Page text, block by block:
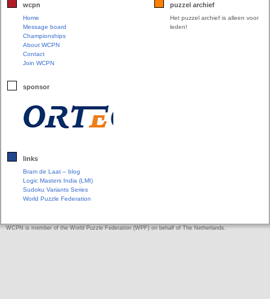
wcpn
Home
Message board
Championships
About WCPN
Contact
Join WCPN
sponsor
links
Bram de Laat – blog
Logic Masters India (LMI)
Sudoku Variants Series
World Puzzle Federation
puzzel archief
Het puzzel archief is alleen voor
leden!
WCPN is member of the World Puzzle Federation (WPF) on behalf of The Netherlands.